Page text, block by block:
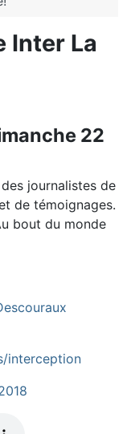
Inter La
22
journalistes de
de témoignages.
bout du monde
interception